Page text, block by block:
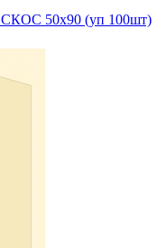
СКОС 50х90 (уп 100шт)